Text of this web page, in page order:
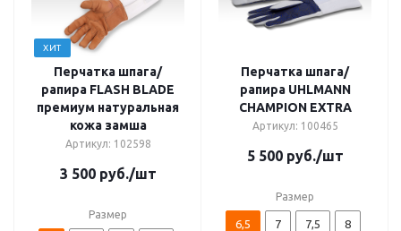
ХИТ
Перчатка шпага/
рапира FLASH BLADE
премиум натуральная
кожа замша
Артикул: 102598
3 500руб./шт
Размер
Перчатка шпага/
рапира UHLMANN
CHAMPION EXTRA
Артикул: 100465
5 500руб./шт
Размер
6,5 7 7,5 8